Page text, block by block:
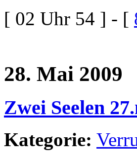
[ 02 Uhr 54 ] - [
28. Mai 2009
Zwei Seelen
Kategorie: